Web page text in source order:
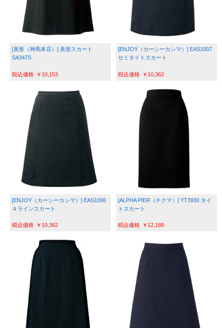
[美形（神馬本店）] 美形スカート
SA347S
￥10,153
[ENJOY（カーシーカシマ）] EAS1007
セミタイトスカート
￥10,362
[ENJOY（カーシーカシマ）] EAS1006
Ａラインスカート
￥10,362
[ALPHA PIER（チクマ）] YT3930 タイ
トスカート
￥12,188